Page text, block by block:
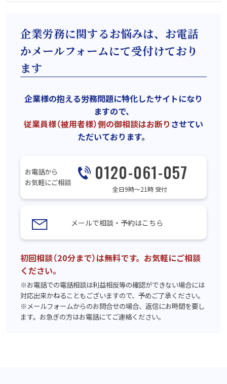
企業労務に関するお悩みは、お電話
かメールフォームにて受付けており
ます
企業様の抱える労務問題に特化したサイトになり
ますので、
従業員様（被用者様）側の御相談はお断り させてい
ただいております。
お電話から
お気軽にご相談
0120-061-057
全日9時〜21時 受付
メールで相談・予約はこちら
初回相談（20分まで）は無料です。お気軽にご相談
ください。
※お電話での電話相談は利益相反等の確認ができない場合には
対応出来かねることもございますので、予めご了承ください。
※メールフォームからのお問合せの場合、返信にお時間を要し
ます。お急ぎの方はお電話にてご連絡ください。